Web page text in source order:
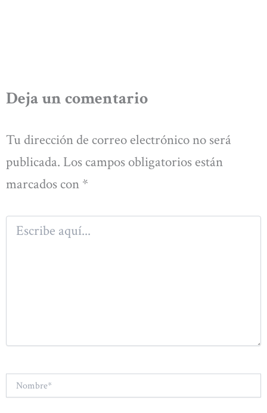
Deja un comentario
Tu dirección de correo electrónico no será
publicada. Los campos obligatorios están
marcados con *
Escribe
aquí...